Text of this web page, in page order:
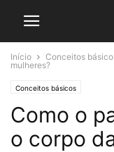
Início Conceitos
mulheres?
Conceitos básicos
Como o
o corpo